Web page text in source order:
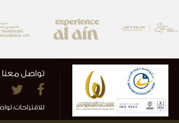
تواصل معنا
للاقتراحات،